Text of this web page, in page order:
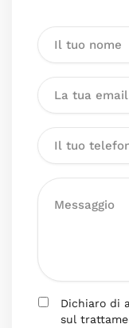
Dichiaro di
sul